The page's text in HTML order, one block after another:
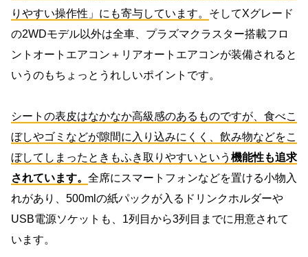
りやすい操作性」にも寄与しています。 そしてXグレード
の2WDモデル以外は全車、プラズマクラスター搭載フロ
ントオートエアコン＋リアオートエアコンが装備されると
いうのもちょっとうれしいポイントです。
シートの表皮はなかなか高級感のあるものですが、食べこ
ぼしやゴミなどが隙間に入り込みにくく、飲み物などをこ
ぼしてしまったときもふき取りやすいという 機能性も追求
されています。 全席にスマートフォンなどを置ける小物入
れがあり、500mlの紙パックが入るドリンクホルダーや
USB電源ソケットも、1列目から3列目までに用意されて
います。